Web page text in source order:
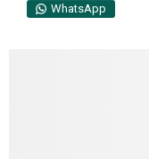
WhatsApp